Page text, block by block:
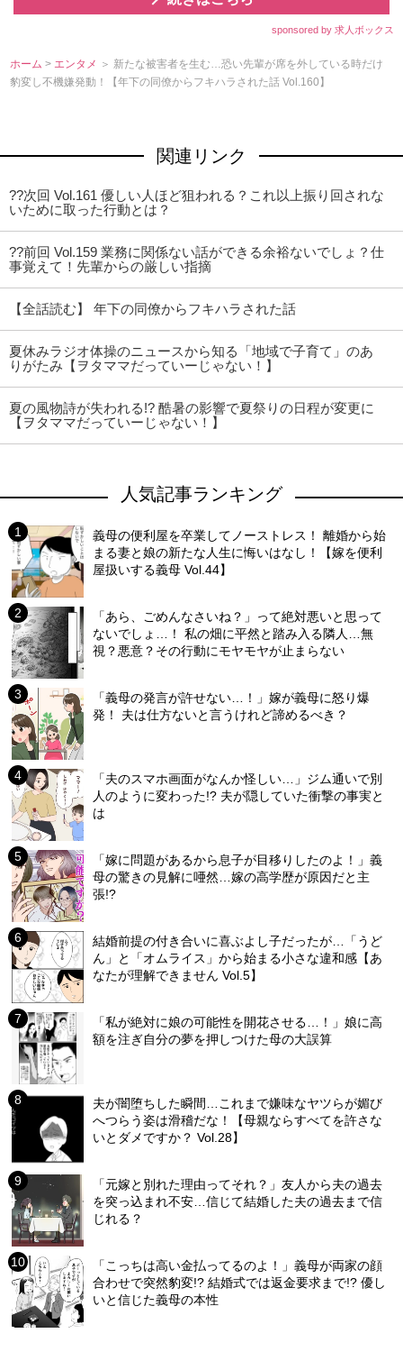
sponsored by 求人ボックス
ホーム > エンタメ ＞ 新たな被害者を生む…恐い先輩が席を外している時だけ
豹変し不機嫌発動！【年下の同僚からフキハラされた話 Vol.160】
関連リンク
??次回 Vol.161 優しい人ほど狙われる？これ以上振り回されな
いために取った行動とは？
??前回 Vol.159 業務に関係ない話ができる余裕ないでしょ？仕
事覚えて！先輩からの厳しい指摘
【全話読む】 年下の同僚からフキハラされた話
夏休みラジオ体操のニュースから知る「地域で子育て」のあ
りがたみ【ヲタママだっていーじゃない！】
夏の風物詩が失われる!? 酷暑の影響で夏祭りの日程が変更に
【ヲタママだっていーじゃない！】
人気記事ランキング
義母の便利屋を卒業してノーストレス！ 離婚から始
まる妻と娘の新たな人生に悔いはなし！【嫁を便利
屋扱いする義母 Vol.44】
「あら、ごめんなさいね？」って絶対悪いと思って
ないでしょ…！ 私の畑に平然と踏み入る隣人…無
視？悪意？その行動にモヤモヤが止まらない
「義母の発言が許せない…！」嫁が義母に怒り爆
発！ 夫は仕方ないと言うけれど諦めるべき？
「夫のスマホ画面がなんか怪しい…」ジム通いで別
人のように変わった!? 夫が隠していた衝撃の事実と
は
「嫁に問題があるから息子が目移りしたのよ！」義
母の驚きの見解に唖然…嫁の高学歴が原因だと主
張!?
結婚前提の付き合いに喜ぶよし子だったが…「うど
ん」と「オムライス」から始まる小さな違和感【あ
なたが理解できません Vol.5】
「私が絶対に娘の可能性を開花させる…！」娘に高
額を注ぎ自分の夢を押しつけた母の大誤算
夫が闇堕ちした瞬間…これまで嫌味なヤツらが媚び
へつらう姿は滑稽だな！【母親ならすべてを許さな
いとダメですか？ Vol.28】
「元嫁と別れた理由ってそれ？」友人から夫の過去
を突っ込まれ不安…信じて結婚した夫の過去まで信
じれる？
「こっちは高い金払ってるのよ！」義母が両家の顔
合わせで突然豹変!? 結婚式では返金要求まで!? 優し
いと信じた義母の本性